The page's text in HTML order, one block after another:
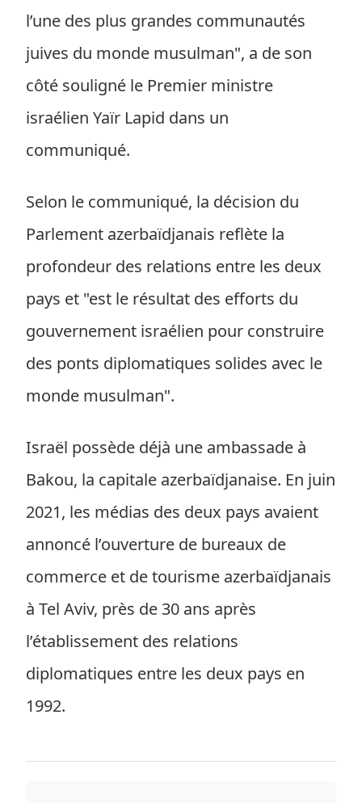
l’une des plus grandes communautés
juives du monde musulman", a de son
côté souligné le Premier ministre
israélien Yaïr Lapid dans un
communiqué.
Selon le communiqué, la décision du
Parlement azerbaïdjanais reflète la
profondeur des relations entre les deux
pays et "est le résultat des efforts du
gouvernement israélien pour construire
des ponts diplomatiques solides avec le
monde musulman".
Israël possède déjà une ambassade à
Bakou, la capitale azerbaïdjanaise. En juin
2021, les médias des deux pays avaient
annoncé l’ouverture de bureaux de
commerce et de tourisme azerbaïdjanais
à Tel Aviv, près de 30 ans après
l’établissement des relations
diplomatiques entre les deux pays en
1992.